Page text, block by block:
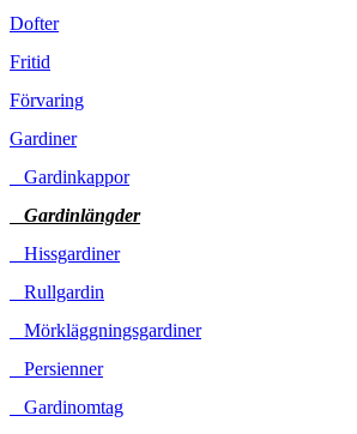
Dofter
Fritid
Förvaring
Gardiner
Gardinkappor
Gardinlängder
Hissgardiner
Rullgardin
Mörkläggningsgardiner
Persienner
Gardinomtag